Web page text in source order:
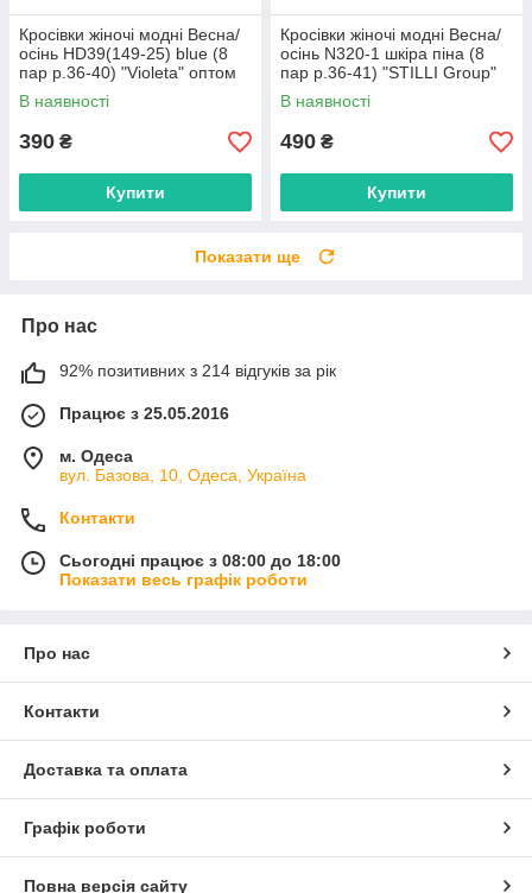
Кросівки жіночі модні Весна/
осінь HD39(149-25) blue (8
пар р.36-40) "Violeta" оптом
від прямого постачальника
В наявності
390 ₴
Купити
Кросівки жіночі модні Весна/
осінь N320-1 шкіра піна (8
пар р.36-41) "STILLI Group"
оптом від прямого
постачальника
В наявності
490 ₴
Купити
Показати ще
Про нас
92% позитивних з 214 відгуків за рік
Працює з 25.05.2016
м. Одеса
вул. Базова, 10, Одеса, Україна
Контакти
Сьогодні працює з 08:00 до 18:00
Показати весь графік роботи
Про нас
Контакти
Доставка та оплата
Графік роботи
Повна версія сайту